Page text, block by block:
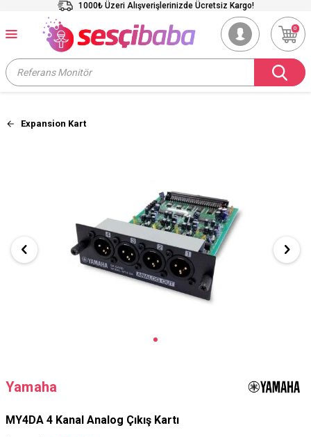
1000₺ Üzeri Alışverişlerinizde Ücretsiz Kargo!
0
Expansion Kart
Yamaha
MY4DA 4 Kanal Analog Çıkış Kartı